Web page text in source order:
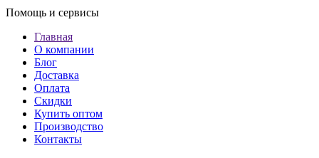
Помощь и сервисы
Главная
О компании
Блог
Доставка
Оплата
Скидки
Купить оптом
Производство
Контакты